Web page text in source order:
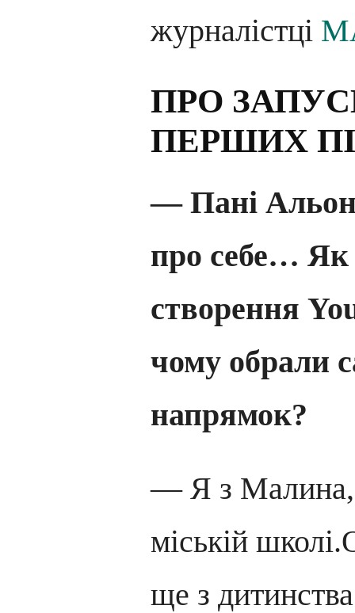
журналістці
ПРО
ПЕРШИХ
— Пані
про себе… Як
створення
чому обрали
напрямок?
— Я з Малина,
міській
ще з